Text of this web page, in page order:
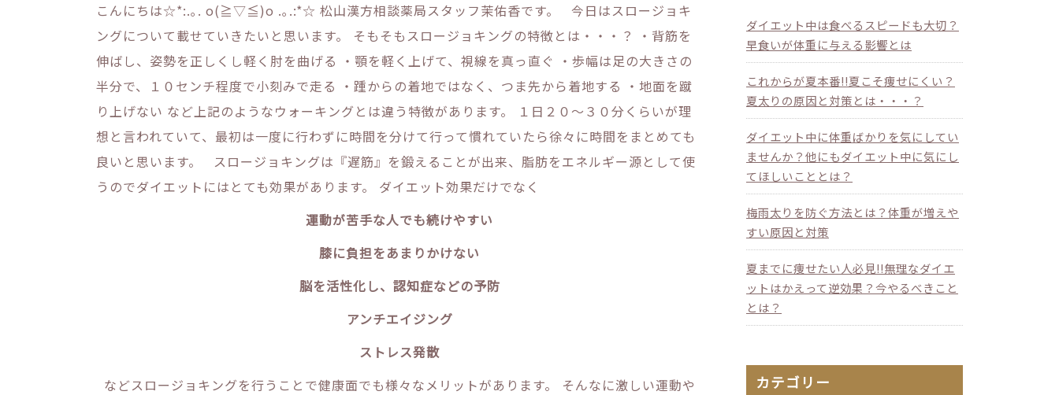
こんにちは☆*:.｡. o(≧▽≦)o .｡.:*☆ 松山漢方相談薬局スタッフ茉佑香です。 今日はスロージョキ
ングについて載せていきたいと思います。 そもそもスロージョキングの特徴とは・・・？ ・背筋を
伸ばし、姿勢を正しくし軽く肘を曲げる ・顎を軽く上げて、視線を真っ直ぐ ・歩幅は足の大きさの
半分で、１０センチ程度で小刻みで走る ・踵からの着地ではなく、つま先から着地する ・地面を蹴
り上げない など上記のようなウォーキングとは違う特徴があります。 １日２０〜３０分くらいが理
想と言われていて、最初は一度に行わずに時間を分けて行って慣れていたら徐々に時間をまとめても
良いと思います。 スロージョキングは『遅筋』を鍛えることが出来、脂肪をエネルギー源として使
うのでダイエットにはとても効果があります。 ダイエット効果だけでなく
運動が苦手な人でも続けやすい
膝に負担をあまりかけない
脳を活性化し、認知症などの予防
アンチエイジング
ストレス発散
などスロージョキングを行うことで健康面でも様々なメリットがあります。 そんなに激しい運動や
ダイエット中は食べるスピードも大切？
早食いが体重に与える影響とは
これからが夏本番!!夏こそ痩せにくい？
夏太りの原因と対策とは・・・？
ダイエット中に体重ばかりを気にしてい
ませんか？他にもダイエット中に気にし
てほしいこととは？
梅雨太りを防ぐ方法とは？体重が増えや
すい原因と対策
夏までに痩せたい人必見!!無理なダイエ
ットはかえって逆効果？今やるべきこと
とは？
カテゴリー